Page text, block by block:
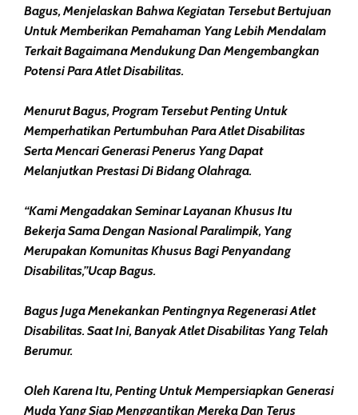
Bagus, Menjelaskan Bahwa Kegiatan Tersebut Bertujuan
Untuk Memberikan Pemahaman Yang Lebih Mendalam
Terkait Bagaimana Mendukung Dan Mengembangkan
Potensi Para Atlet Disabilitas.
Menurut Bagus, Program Tersebut Penting Untuk
Memperhatikan Pertumbuhan Para Atlet Disabilitas
Serta Mencari Generasi Penerus Yang Dapat
Melanjutkan Prestasi Di Bidang Olahraga.
“Kami Mengadakan Seminar Layanan Khusus Itu
Bekerja Sama Dengan Nasional Paralimpik, Yang
Merupakan Komunitas Khusus Bagi Penyandang
Disabilitas,”ucap Bagus.
Bagus Juga Menekankan Pentingnya Regenerasi Atlet
Disabilitas. Saat Ini, Banyak Atlet Disabilitas Yang Telah
Berumur.
Oleh Karena Itu, Penting Untuk Mempersiapkan Generasi
Muda Yang Siap Menggantikan Mereka Dan Terus